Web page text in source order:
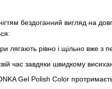
бездоганний вигляд на
лягають рівно і щільно вже з
час завдяки швидкому
Gel Polish Color